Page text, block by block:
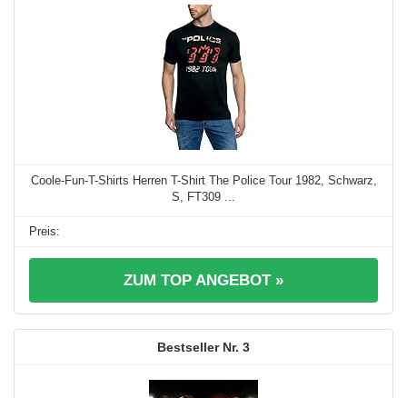
Coole-Fun-T-Shirts Herren T-Shirt The Police Tour 1982, Schwarz,
S, FT309 ...
ZUM TOP ANGEBOT »
3